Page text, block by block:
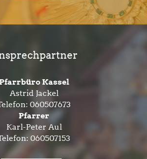
Kassel
Astrid Jackel
060507673
Pfarrer
Karl-Peter Aul
060507153